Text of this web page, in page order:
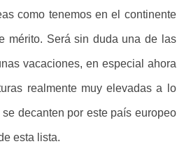
como tenemos en el continente
mérito. Será sin duda una de las
vacaciones, en especial ahora
realmente muy elevadas a lo
decanten por este país europeo
esta lista.